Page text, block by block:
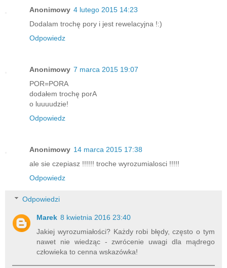
Anonimowy 4 lutego 2015 14:23
Dodalam trochę pory i jest rewelacyjna !:)
Odpowiedz
Anonimowy 7 marca 2015 19:07
POR=PORA
dodałem trochę porA
o luuuudzie!
Odpowiedz
Anonimowy 14 marca 2015 17:38
ale sie czepiasz !!!!!! troche wyrozumialosci !!!!!
Odpowiedz
Odpowiedzi
Marek 8 kwietnia 2016 23:40
Jakiej wyrozumiałości? Każdy robi błędy, często o tym
nawet nie wiedząc - zwrócenie uwagi dla mądrego
człowieka to cenna wskazówka!